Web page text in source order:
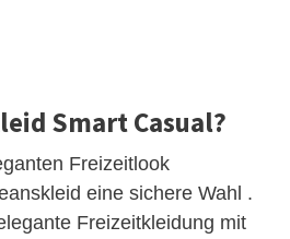
Smart Casual?
Freizeitlook
eine sichere Wahl .
Freizeitkleidung mit